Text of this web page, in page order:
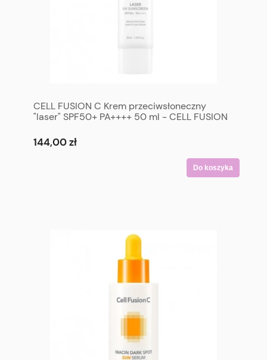
CELL FUSION C Krem przeciwsłoneczny
"laser" SPF50+ PA++++ 50 ml - CELL FUSION
144,00 zł
Do koszyka